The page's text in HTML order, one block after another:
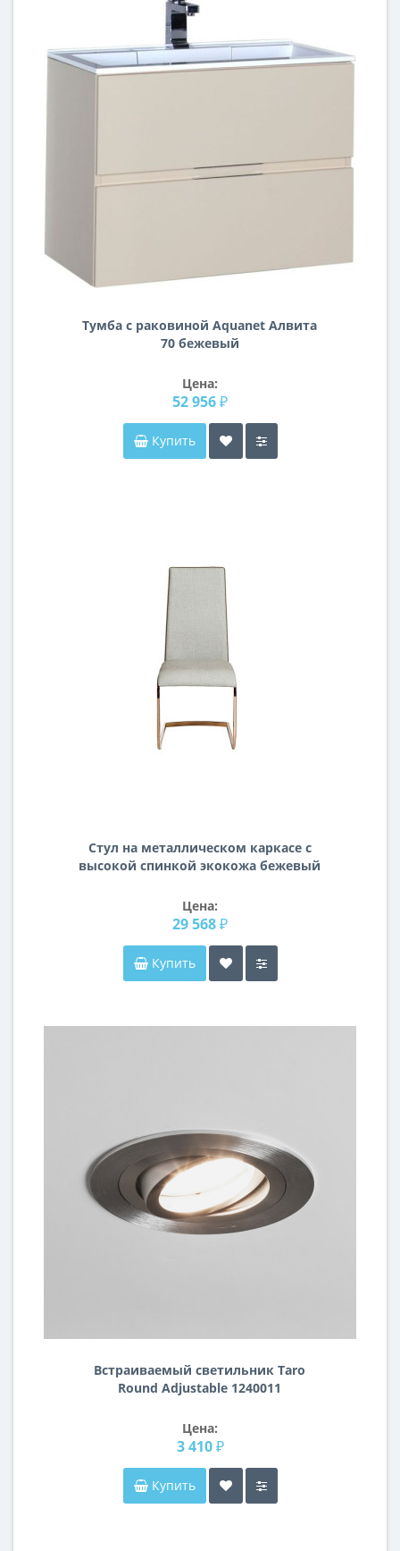
Тумба с раковиной Aquanet Алвита
70 бежевый
Цена:
52 956 ₽
Купить
Стул на металлическом каркасе с
высокой спинкой экокожа бежевый
Цена:
29 568 ₽
Купить
Встраиваемый светильник Taro
Round Adjustable 1240011
Цена:
3 410 ₽
Купить